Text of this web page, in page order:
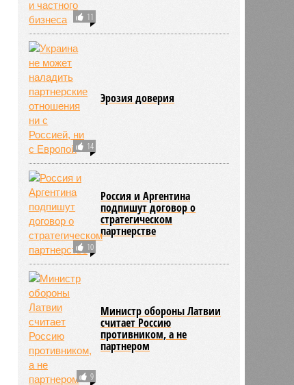
11
14
Эрозия доверия
10
Россия и Аргентина
подпишут договор о
стратегическом
партнерстве
9
Министр обороны Латвии
считает Россию
противником, а не
партнером